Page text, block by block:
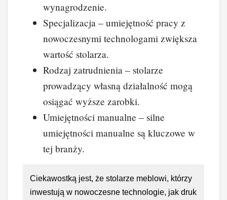
wynagrodzenie.
Specjalizacja – umiejętność pracy z
nowoczesnymi technologami zwiększa
wartość stolarza.
Rodzaj zatrudnienia – stolarze
prowadzący własną działalność mogą
osiągać wyższe zarobki.
Umiejętności manualne – silne
umiejętności manualne są kluczowe w
tej branży.
Ciekawostką jest, że stolarze meblowi, którzy
inwestują w nowoczesne technologie, jak druk